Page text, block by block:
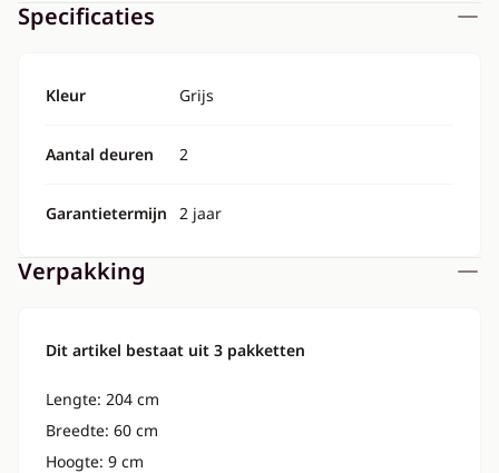
Specificaties
Kleur Grijs
Aantal deuren 2
Garantietermijn 2 jaar
Verpakking
Dit artikel bestaat uit 3 pakketten
Lengte: 204 cm
Breedte: 60 cm
Hoogte: 9 cm